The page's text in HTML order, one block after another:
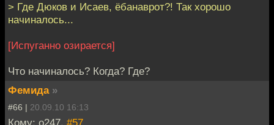
> Где Дюков и Исаев, ёбанаврот?! Так хорошо
начиналось...
[Испуганно озирается]
Что начиналось? Когда? Где?
Фемида »
#66 | 20.09.10 16:13